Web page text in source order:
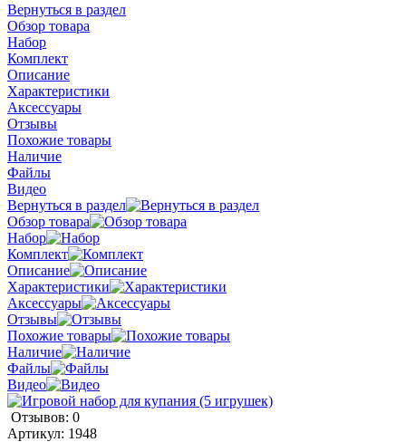
Вернуться в раздел
Обзор товара
Набор
Комплект
Описание
Характеристики
Аксессуары
Отзывы
Похожие товары
Наличие
Файлы
Видео
Вернуться в раздел
Обзор товара
Набор
Комплект
Описание
Характеристики
Аксессуары
Отзывы
Похожие товары
Наличие
Файлы
Видео
Отзывов: 0
Артикул: 1948